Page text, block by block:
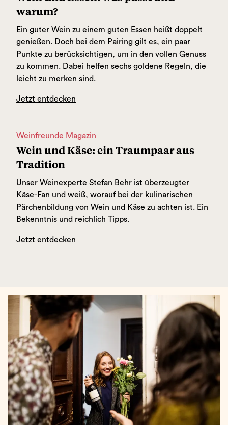
warum?
Ein guter Wein zu einem guten Essen heißt doppelt
genießen. Doch bei dem Pairing gilt es, ein paar
Punkte zu berücksichtigen, um in den vollen Genuss
zu kommen. Dabei helfen sechs goldene Regeln, die
leicht zu merken sind.
Jetzt entdecken
Weinfreunde Magazin
Wein und Käse: ein Traumpaar aus
Tradition
Unser Weinexperte Stefan Behr ist überzeugter
Käse-Fan und weiß, worauf bei der kulinarischen
Pärchenbildung von Wein und Käse zu achten ist. Ein
Bekenntnis und reichlich Tipps.
Jetzt entdecken